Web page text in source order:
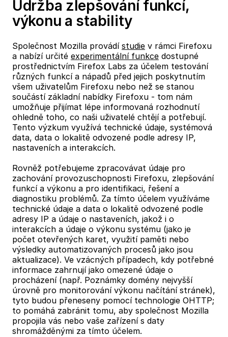
Údržba zlepšování funkcí,
výkonu a stability
Společnost Mozilla provádí studie v rámci Firefoxu
a nabízí určité experimentální funkce dostupné
prostřednictvím Firefox Labs za účelem testování
různých funkcí a nápadů před jejich poskytnutím
všem uživatelům Firefoxu nebo než se stanou
součástí základní nabídky Firefoxu - tom nám
umožňuje přijímat lépe informovaná rozhodnutí
ohledně toho, co naši uživatelé chtějí a potřebují.
Tento výzkum využívá technické údaje, systémová
data, data o lokalitě odvozené podle adresy IP,
nastaveních a interakcích.
Rovněž potřebujeme zpracovávat údaje pro
zachování provozuschopnosti Firefoxu, zlepšování
funkcí a výkonu a pro identifikaci, řešení a
diagnostiku problémů. Za tímto účelem využíváme
technické údaje a data o lokalitě odvozené podle
adresy IP a údaje o nastaveních, jakož i o
interakcích a údaje o výkonu systému (jako je
počet otevřených karet, využití paměti nebo
výsledky automatizovaných procesů jako jsou
aktualizace). Ve vzácných případech, kdy potřebné
informace zahrnují jako omezené údaje o
procházení (např. Poznámky domény nejvyšší
úrovně pro monitorování výkonu načítání stránek),
tyto budou přeneseny pomocí technologie OHTTP;
to pomáhá zabránit tomu, aby společnost Mozilla
propojila vás nebo vaše zařízení s daty
shromážděnými za tímto účelem.